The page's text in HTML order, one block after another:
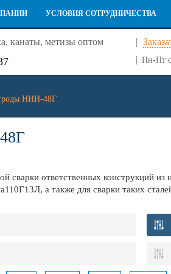
УСЛОВИЯ СОТРУДНИЧЕСТВА
канаты, метизы оптом
Пн-Пт
НИИ-48Г
ответственных конструкций из
а также для сварки таких